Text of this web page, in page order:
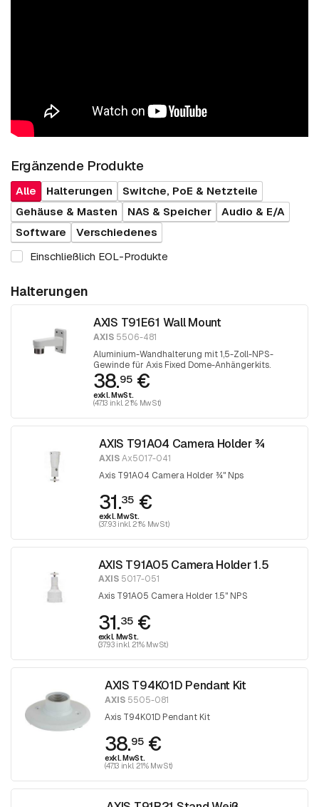
Ergänzende Produkte
Alle Halterungen
Switche, PoE & Netzteile
Gehäuse & Masten
NAS & Speicher
Audio & E/A
Software
Verschiedenes
Einschließlich EOL-Produkte
Halterungen
AXIS T91E61 Wall Mount
AXIS 5506-481
Aluminium-Wandhalterung mit 1,5-Zoll-NPS-
Gewinde für Axis Fixed Dome-Anhängerkits.
38.95 €
exkl. MwSt.
(47.13 inkl. 21% MwSt)
AXIS T91A04 Camera Holder ¾
AXISAx5017-041
Axis T91A04 Camera Holder ¾" Nps
31.35 €
exkl. MwSt.
(37.93 inkl. 21% MwSt)
AXIS T91A05 Camera Holder 1.5
AXIS5017-051
Axis T91A05 Camera Holder 1.5" NPS
31.35€
exkl. MwSt.
(37.93 inkl. 21% MwSt)
AXIS T94K01D Pendant Kit
AXIS5505-081
Axis T94K01D Pendant Kit
38.95 €
exkl. MwSt.
(47.13 inkl. 21% MwSt)